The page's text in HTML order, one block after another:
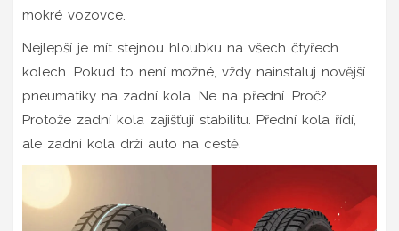
mokré vozovce.
Nejlepší je mít stejnou hloubku na všech čtyřech
kolech. Pokud to není možné, vždy nainstaluj novější
pneumatiky na zadní kola. Ne na přední. Proč?
Protože zadní kola zajišťují stabilitu. Přední kola řídí,
ale zadní kola drží auto na cestě.